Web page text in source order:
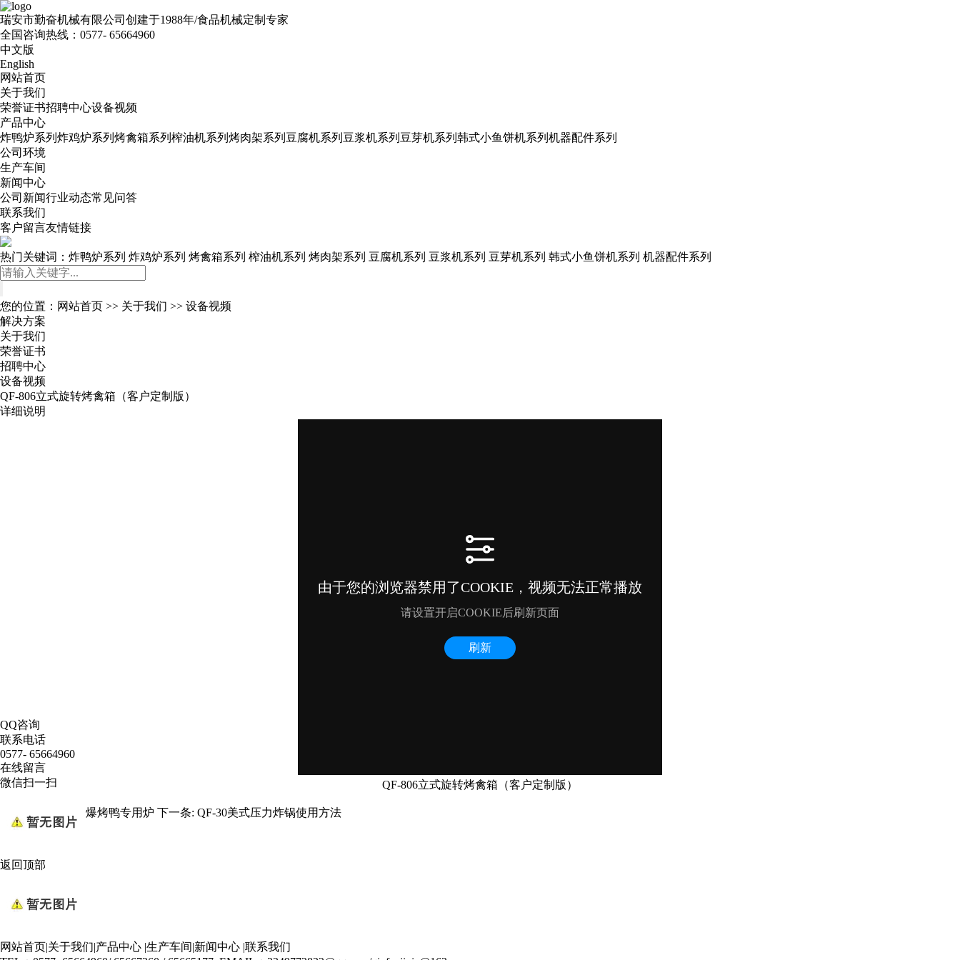
瑞安市勤奋机械有限公司 创建于1988年/食品机械定制专家
全国咨询热线： 0577- 65664960
中文版
English
网站首页
关于我们
荣誉证书招聘中心设备视频
产品中心
炸鸭炉系列 炸鸡炉系列 烤禽箱系列 榨油机系列 烤肉架系列 豆腐机系列 豆浆机系列 豆芽机系列 韩式小鱼饼机系列 机器配件系列
公司环境
生产车间
新闻中心
公司新闻行业动态常见问答
联系我们
客户留言友情链接
热门关键词： 炸鸭炉系列 炸鸡炉系列 烤禽箱系列 榨油机系列 烤肉架系列 豆腐机系列 豆浆机系列 豆芽机系列 韩式小鱼饼机系列 机器配件系列
您的位置： 网站首页 >> 关于我们 >> 设备视频
解决方案
关于我们
荣誉证书
招聘中心
设备视频
QF-806立式旋转烤禽箱（客户定制版）
详细说明
QF-806立式旋转烤禽箱（客户定制版）
上一条 QF-45HT爆烤鸭专用炉 下一条: QF-30美式压力炸锅使用方法
QQ咨询
联系电话
0577- 65664960
在线留言
微信扫一扫
返回顶部
网站首页|关于我们|产品中心 |生产车间|新闻中心 |联系我们